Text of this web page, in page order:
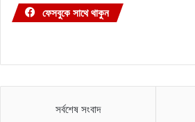
ফেসবুকে সাথে থাকুন
সর্বশেষ সংবাদ